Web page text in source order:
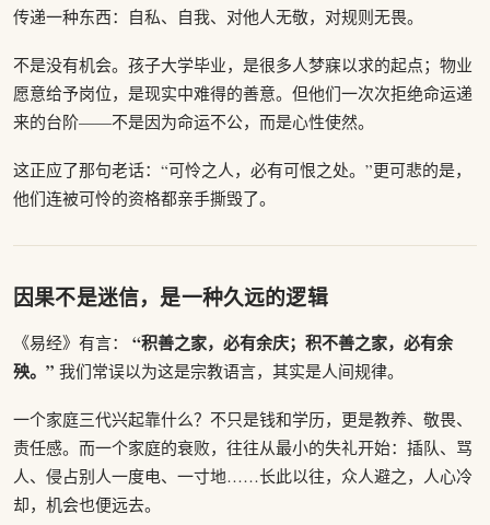
传递一种东西：自私、自我、对他人无敬，对规则无畏。
不是没有机会。孩子大学毕业，是很多人梦寐以求的起点；物业
愿意给予岗位，是现实中难得的善意。但他们一次次拒绝命运递
来的台阶——不是因为命运不公，而是心性使然。
这正应了那句老话：“可怜之人，必有可恨之处。”更可悲的是，
他们连被可怜的资格都亲手撕毁了。
因果不是迷信，是一种久远的逻辑
《易经》有言： “积善之家，必有余庆；积不善之家，必有余
殃。” 我们常误以为这是宗教语言，其实是人间规律。
一个家庭三代兴起靠什么？不只是钱和学历，更是教养、敬畏、
责任感。而一个家庭的衰败，往往从最小的失礼开始：插队、骂
人、侵占别人一度电、一寸地……长此以往，众人避之，人心冷
却，机会也便远去。